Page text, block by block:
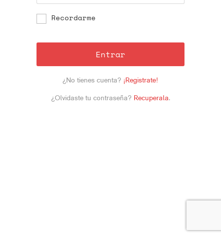
Recordarme
Entrar
¿No tienes cuenta? ¡Registrate!
¿Olvidaste tu contraseña? Recuperala.